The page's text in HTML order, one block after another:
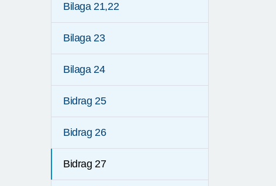
Bilaga 21,22
Bilaga 23
Bilaga 24
Bidrag 25
Bidrag 26
Bidrag 27